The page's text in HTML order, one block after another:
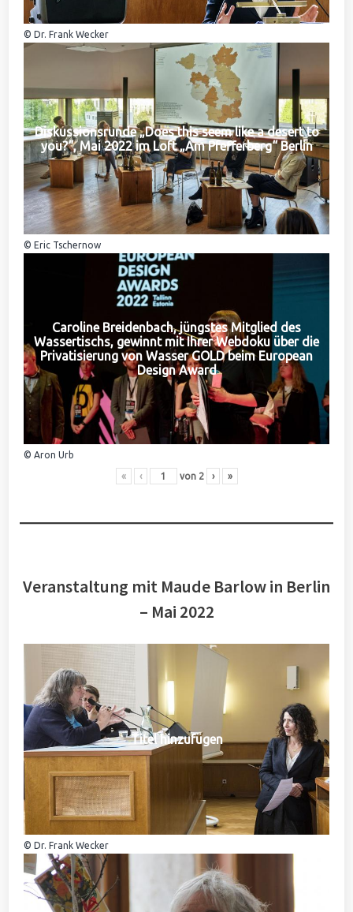
© Dr. Frank Wecker
Diskussionsrunde „Does this seem like a desert to
you?“, Mai 2022 im Loft „Am Pfefferberg“ Berlin
© Eric Tschernow
Caroline Breidenbach, jüngstes Mitglied des
Wassertischs, gewinnt mit Ihrer Webdoku über die
Privatisierung von Wasser GOLD beim European
Design Award
© Aron Urb
« ‹ von 2 › »
Veranstaltung mit Maude Barlow in Berlin
– Mai 2022
Titel hinzufügen
© Dr. Frank Wecker